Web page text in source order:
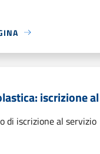
iscrizione
di iscrizione al servizio